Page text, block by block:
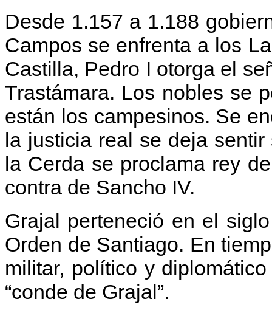
Desde 1.157 a 1.188
Campos se enfrenta a los
Castilla, Pedro I otorga el
Trastámara. Los nobles se
están los campesinos. Se
la justicia real se deja
la Cerda se proclama rey
contra de Sancho IV.
Grajal perteneció en el
Orden de Santiago. En
militar, político y
“conde de Grajal”.